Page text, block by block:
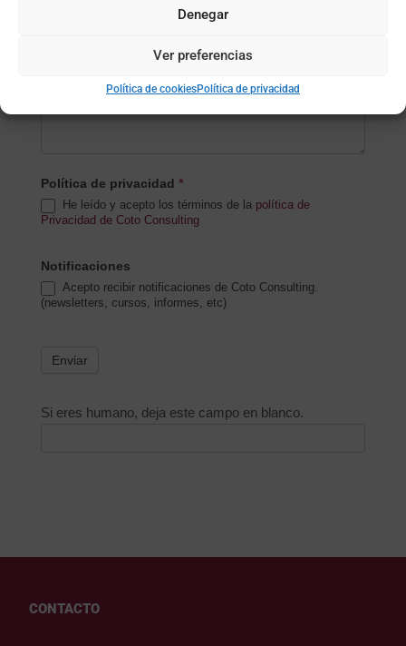
Denegar
Ver preferencias
Política de cookiesPolítica de privacidad
Política de privacidad *
He leído y acepto los términos de la política de
Privacidad de Coto Consulting
Notificaciones
Acepto recibir notificaciones de Coto Consulting.
(newsletters, cursos, informes, etc)
Enviar
Si eres humano, deja este campo en blanco.
CONTACTO